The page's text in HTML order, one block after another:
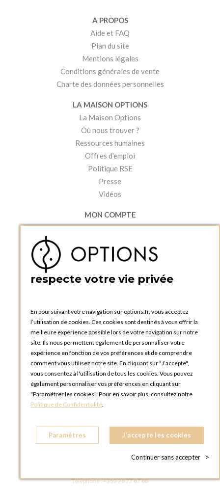
A PROPOS
Aide et FAQ
Plan du site
Mentions légales
Conditions générales de vente
Charte des données personnelles
LA MAISON OPTIONS
La Maison Options
Où nous trouver ?
Ressources humaines
Offres d'emploi
Politique RSE
Presse
Vidéos
MON COMPTE
Accéder à mon compte
Créer un compte
PRATIQUE
Catalogues et bons de commande
Tutoriels
OPTIONS LUXEMBOURG
13 rue Paul Rischard
5324 Contern
LUXEMBOURG
BOUTIQUE OPTIONS LUXEMBOURG
L - 1842 HOWALD LUXEMBOURG
Téléphone :+352 28 77 87 88
respecte votre vie privée
En poursuivant votre navigation sur options.fr, vous acceptez
l’utilisation de cookies. Ces cookies sont destinés à vous offrir la
meilleure expérience possible lors de votre navigation sur notre
site. Ils nous permettent également de personnaliser votre
expérience en fonction de vos préférences et de comprendre
comment vous utilisez notre site. En cliquant sur "J’accepte",
vous consentez à l'utilisation de tous les cookies. Vous pouvez
également personnaliser vos préférences en cliquant sur
"Paramétrer les cookies". Pour en savoir plus, consultez notre
Politique de Confidentialité.
Paramètres J'accepte les cookies
Continuer sans accepter >